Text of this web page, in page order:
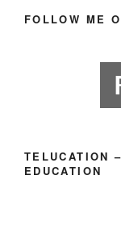
FOLLOW ME
TELUCATION
EDUCATION